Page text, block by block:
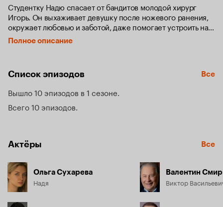
Студентку Надю спасает от бандитов молодой хирург
Игорь. Он выхаживает девушку после ножевого ранения,
окружает любовью и заботой, даже помогает устроить на
лечение ее отца-алкоголика.
Игоря - главврач Надежда Николаевна - не одобряет их
Однако сказка заканчивается так же быстро, как и
Полное описание
Список эпизодов Все
Вышло 10 эпизодов в 1 сезоне
Всего 10 эпизодов
Актёры Все
Ольга Сухарева
Надя
Валентин
Виктор